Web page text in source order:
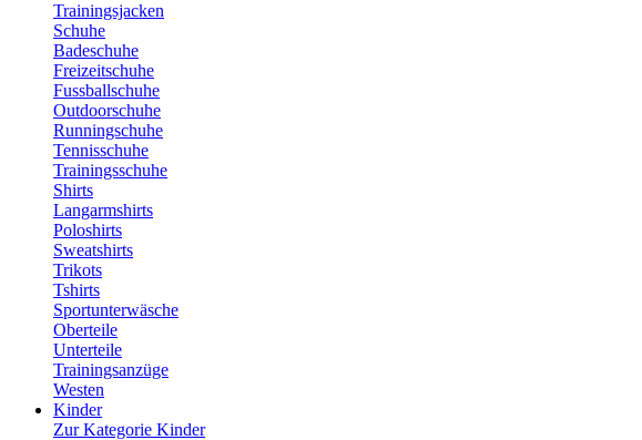
Trainingsjacken
Schuhe
Badeschuhe
Freizeitschuhe
Fussballschuhe
Outdoorschuhe
Runningschuhe
Tennisschuhe
Trainingsschuhe
Shirts
Langarmshirts
Poloshirts
Sweatshirts
Trikots
Tshirts
Sportunterwäsche
Oberteile
Unterteile
Trainingsanzüge
Westen
Kinder
Zur Kategorie Kinder